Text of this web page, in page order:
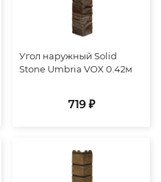
Угол наружный Solid
Stone Umbria VOX 0.42м
719 ₽